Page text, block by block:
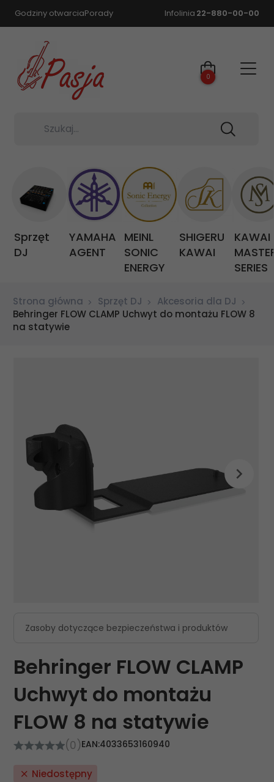
Godziny otwarciaPorady Infolinia 22-880-00-00
Szukaj...
0
Sprzęt
DJ
YAMAHA
AGENT
MEINL
SONIC
ENERGY
SHIGERU
KAWAI
KAWAI
SERIES
Strona główna Sprzęt DJ
Akcesoria dla DJ
Behringer FLOW CLAMP Uchwyt do montażu FLOW 8
na statywie
Zasoby dotyczące bezpieczeństwa i produktów
Behringer FLOW CLAMP
Uchwyt do montażu
FLOW 8 na statywie
(0)EAN:4033653160940
Niedostępny